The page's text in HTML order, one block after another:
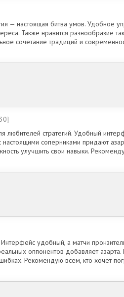
— настоящая битва умов. Удобное
Также нравится разнообразие
сочетание традиций и
любителей стратегий. Удобный
настоящими соперниками придают
улучшить свои навыки.
удобный, а матчи
оппонентов добавляет
Рекомендую всем, кто хочет